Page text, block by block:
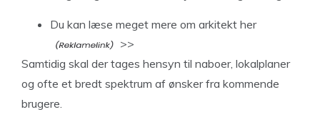
Du kan læse meget mere om arkitekt her
>>
Samtidig skal der tages hensyn til naboer, lokalplaner
og ofte et bredt spektrum af ønsker fra kommende
brugere.